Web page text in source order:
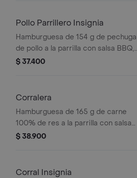
Pollo Parrillero Insignia
Hamburguesa de 154 g de pechuga
de pollo a la parrilla con salsa BBQ,
tocineta, una tajada de queso tipo
pan papa
$ 37.400
Corralera
Hamburguesa de 165 g de carne
100% de res a la parrilla con salsa
bbq, tocineta, una tajada de queso
$ 38.900
Corral Insignia